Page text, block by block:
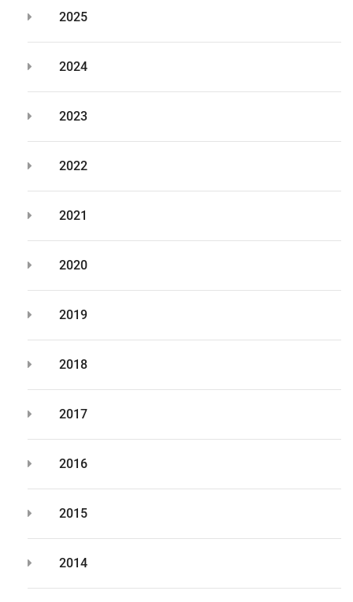
2025
2024
2023
2022
2021
2020
2019
2018
2017
2016
2015
2014